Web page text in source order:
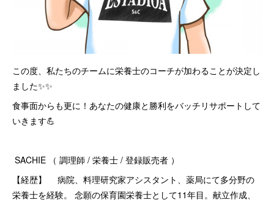
この度、私たちのチームに栄養士のコーチが加わることが決定し
ました✨✨
食事面からも更に！あなたの健康と勝利をバッチリサポートして
いきます💪
SACHIE （ 調理師 / 栄養士 / 登録販売者 ）
【経歴】 病院、料理研究家アシスタント、薬局にて多分野の
栄養士を経験。 念願の保育園栄養士として11年目。献立作成、